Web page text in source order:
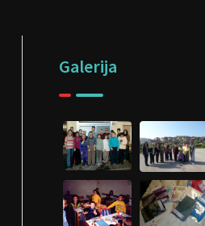
Galerija